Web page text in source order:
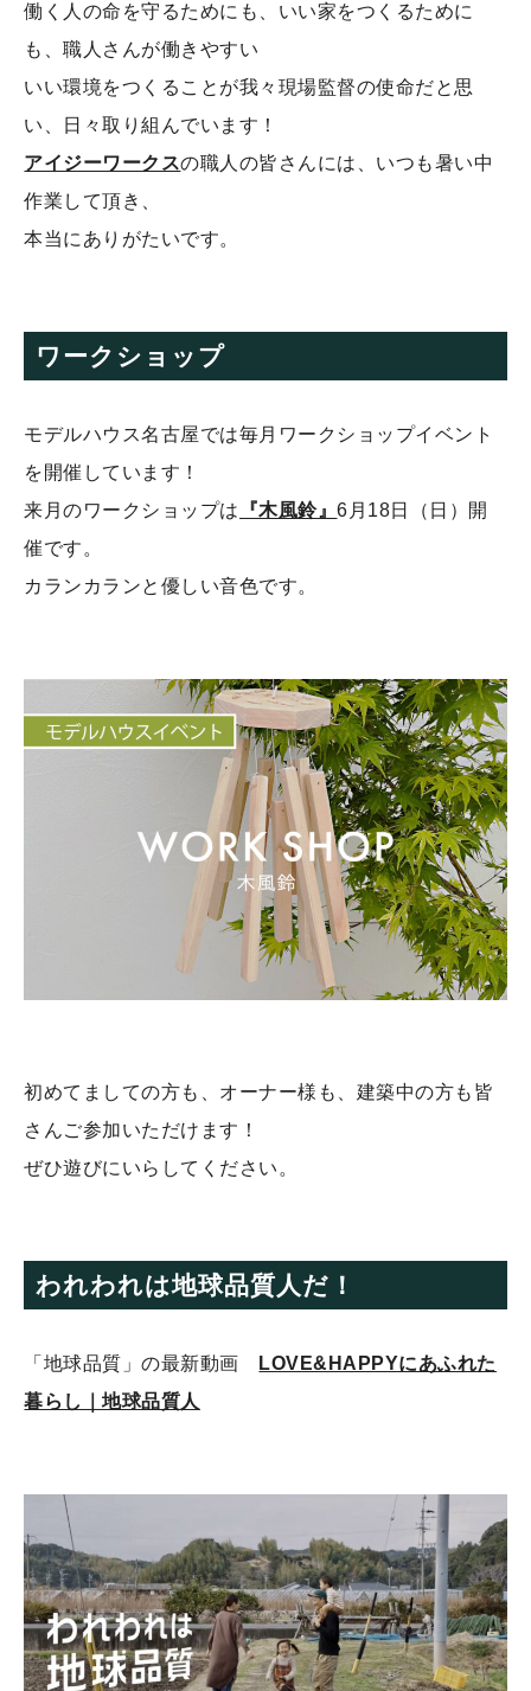
働く人の命を守るためにも、いい家をつくるために
も、職人さんが働きやすい
いい環境をつくることが我々現場監督の使命だと思
い、日々取り組んでいます！
アイジーワークスの職人の皆さんには、いつも暑い中
作業して頂き、
本当にありがたいです。
ワークショップ
モデルハウス名古屋では毎月ワークショップイベント
を開催しています！
来月のワークショップは
『木風鈴』6月18日（日）開
催です。
カランカランと優しい音色です。
初めてましての方も、オーナー様も、建築中の方も皆
さんご参加いただけます！
ぜひ遊びにいらしてください。
われわれは地球品質人だ！
「地球品質」の最新動画
LOVE&HAPPYにあふれた
暮らし｜地球品質人